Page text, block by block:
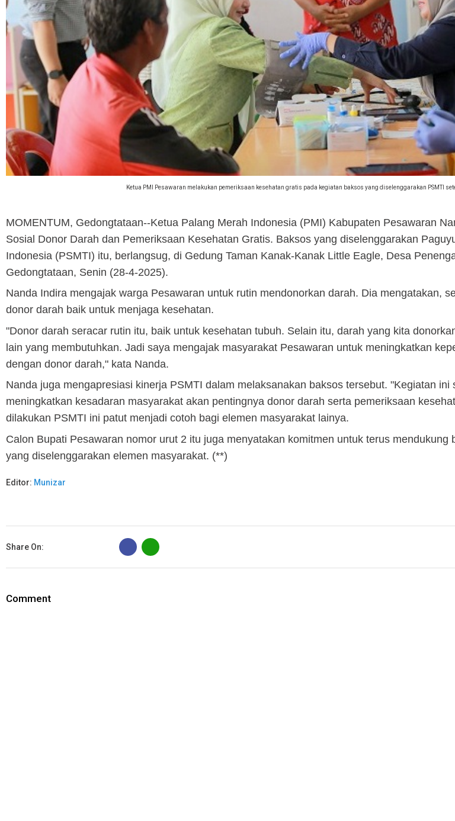
Ketua PMI Pesawaran melakukan pemeriksaan kesehatan gratis pada kegiatan baksos yang diselenggarakan PSMTI
MOMENTUM, Gedongtataan--Ketua Palang Merah Indonesia (PMI) Kabupaten Pesawaran
Sosial Donor Darah dan Pemeriksaan Kesehatan Gratis. Baksos yang diselenggarakan
Indonesia (PSMTI) itu, berlangsug, di Gedung Taman Kanak-Kanak Little Eagle, Desa
Gedongtataan, Senin (28-4-2025).
Nanda Indira mengajak warga Pesawaran untuk rutin mendonorkan darah. Dia mengatakan,
donor darah baik untuk menjaga kesehatan.
"Donor darah seracar rutin itu, baik untuk kesehatan tubuh. Selain itu, darah yang kita
lain yang membutuhkan. Jadi saya mengajak masyarakat Pesawaran untuk meningkatkan
dengan donor darah," kata Nanda.
Nanda juga mengapresiasi kinerja PSMTI dalam melaksanakan baksos tersebut. "Kegiatan ini
meningkatkan kesadaran masyarakat akan pentingnya donor darah serta pemeriksaan
dilakukan PSMTI ini patut menjadi cotoh bagi elemen masyarakat lainya.
Calon Bupati Pesawaran nomor urut 2 itu juga menyatakan komitmen untuk terus mendukung
yang diselenggarakan elemen masyarakat. (**)
Editor: Munizar
Share On:
B
Comment